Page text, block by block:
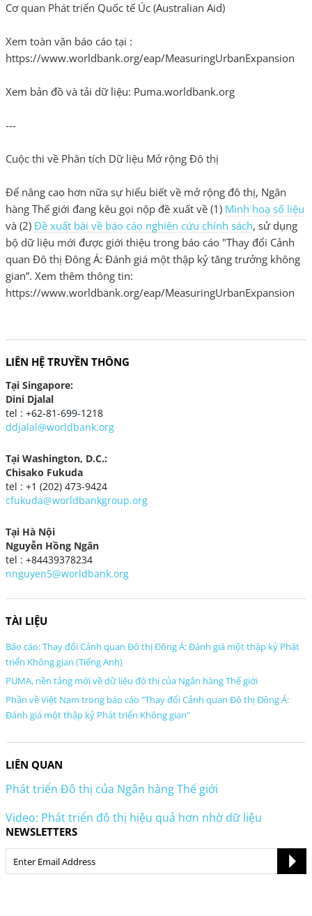
Cơ quan Phát triển Quốc tế Úc (Australian Aid)
Xem toàn văn báo cáo tại :
https://www.worldbank.org/eap/MeasuringUrbanExpansion
Xem bản đồ và tải dữ liệu: Puma.worldbank.org
---
Cuộc thi về Phân tích Dữ liệu Mở rộng Đô thị
Để nâng cao hơn nữa sự hiểu biết về mở rộng đô thị, Ngân
hàng Thế giới đang kêu gọi nộp đề xuất về (1) Minh hoạ số liệu
và (2) Đề xuất bài về báo cáo nghiên cứu chính sách, sử dụng
bộ dữ liệu mới được giới thiệu trong báo cáo "Thay đổi Cảnh
quan Đô thị Đông Á: Đánh giá một thập kỷ tăng trưởng không
gian”. Xem thêm thông tin:
https://www.worldbank.org/eap/MeasuringUrbanExpansion
LIÊN HỆ TRUYỀN THÔNG
Tại Singapore:
Dini Djalal
tel : +62-81-699-1218
ddjalal@worldbank.org
Tại Washington, D.C.:
Chisako Fukuda
tel : +1 (202) 473-9424
cfukuda@worldbankgroup.org
Tại Hà Nội
Nguyễn Hồng Ngân
tel : +84439378234
nnguyen5@worldbank.org
TÀI LIỆU
Báo cáo: Thay đổi Cảnh quan Đô thị Đông Á: Đánh giá một thập kỷ Phát
triển Không gian (Tiếng Anh)
PUMA, nền tảng mới về dữ liệu đô thị của Ngân hàng Thế giới
Phần về Việt Nam trong báo cáo "Thay đổi Cảnh quan Đô thị Đông Á:
Đánh giá một thập kỷ Phát triển Không gian"
LIÊN QUAN
Phát triển Đô thị của Ngân hàng Thế giới
Video: Phát triển đô thị hiệu quả hơn nhờ dữ liệu
NEWSLETTERS